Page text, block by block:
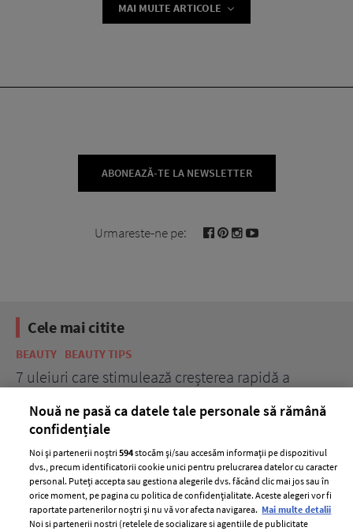
MAI MULTE ARTICOLE
ABONEAZĂ-TE LA NEWSLETTER
Urmareste-ne pe:
Cele mai citite
BEAUTY BEAUTY TIPS
7 uleiuri care stimulează creșterea rapidă a
Nouă ne pasă ca datele tale personale să rămână
confidențiale
Noi și partenerii noștri594stocăm și/sau accesăm informații pe dispozitivul
dvs., precum identificatorii cookie unici pentru prelucrarea datelor cu caracter
personal. Puteți accepta sau gestiona alegerile dvs. făcând clic mai jos sau în
orice moment, pe pagina cu politica de confidențialitate. Aceste alegeri vor fi
raportate partenerilor noștri și nu vă vor afecta navigarea. Mai multe detalii
Noi si partenerii nostri (retelele de socializare si agentiile de publicitate